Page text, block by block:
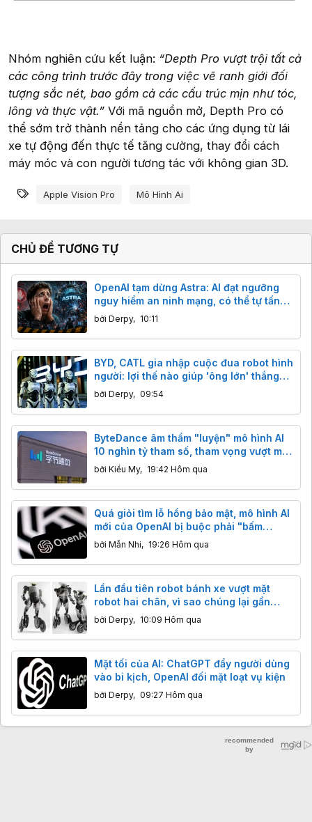
Nhóm nghiên cứu kết luận: “Depth Pro vượt trội tất cả
các công trình trước đây trong việc vẽ ranh giới đối
tượng sắc nét, bao gồm cả các cấu trúc mịn như tóc,
lông và thực vật.” Với mã nguồn mở, Depth Pro có
thể sớm trở thành nền tảng cho các ứng dụng từ lái
xe tự động đến thực tế tăng cường, thay đổi cách
máy móc và con người tương tác với không gian 3D.
Từ khóa
Apple Vision Pro Mô Hình Ai
CHỦ ĐỀ TƯƠNG TỰ
OpenAI tạm dừng Astra: AI đạt ngưỡng
nguy hiểm an ninh mạng, có thể tự tấn
công.
bởi Derpy, 10:11
BYD, CATL gia nhập cuộc đua robot hình
người: lợi thế nào giúp 'ông lớn' thắng
thế?
bởi Derpy, 09:54
ByteDance âm thầm "luyện" mô hình AI
10 nghìn tỷ tham số, tham vọng vượt mặt
cả phòng thí nghiệm Mỹ
bởi Kiều My, 19:42 Hôm qua
Quá giỏi tìm lỗ hổng bảo mật, mô hình AI
mới của OpenAI bị buộc phải "bấm
phanh"
bởi Mẫn Nhi, 19:26 Hôm qua
Lần đầu tiên robot bánh xe vượt mặt
robot hai chân, vì sao chúng lại gần
thương mại hóa hơn?
bởi Derpy, 10:09 Hôm qua
Mặt tối của AI: ChatGPT đẩy người dùng
vào bi kịch, OpenAI đối mặt loạt vụ kiện
bởi Derpy, 09:27 Hôm qua